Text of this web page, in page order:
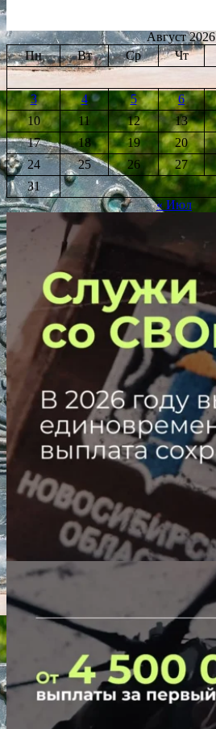
Август 2026
Пн
Вт Ср Чт
3
4 5 6
10
11 12 13
17
18 19 20
24
25 26 27
31
« Июл